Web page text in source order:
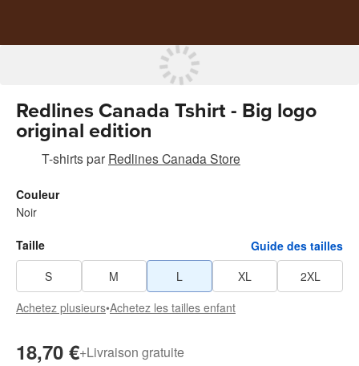
Redlines Canada Tshirt - Big logo
original edition
T-shirtspar Redlines Canada Store
Couleur
Noir
Taille
Guide des tailles
S
M L XL
2XL
Achetez plusieurs•Achetez les tailles enfant
18,70 €+Livraison gratuite